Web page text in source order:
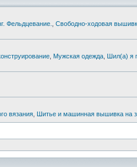
Фельдцевание. Свободно-ходовая
Мужская одежда Шил(а) я
вязания Шитье и машинная вышивка на